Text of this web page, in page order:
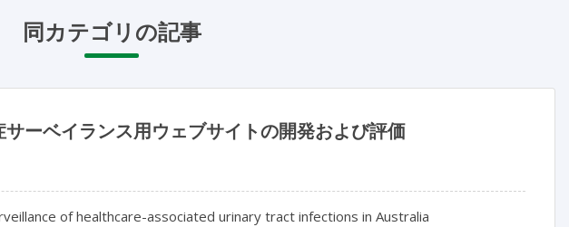
同カテゴリの記事
ーベイランス用ウェブサイトの開発および評価
of healthcare-associated urinary tract infections in Australia